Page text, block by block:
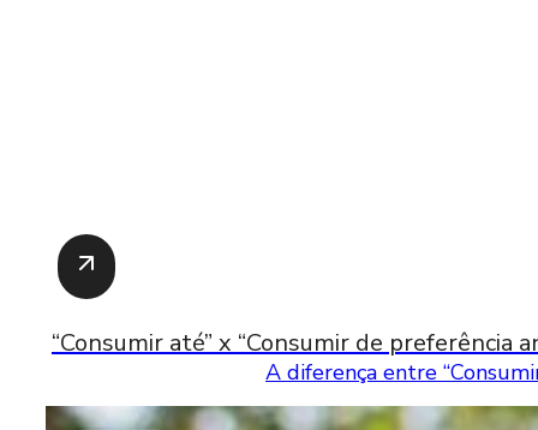
“Consumir até” x “Consumir de preferência
A diferença entre